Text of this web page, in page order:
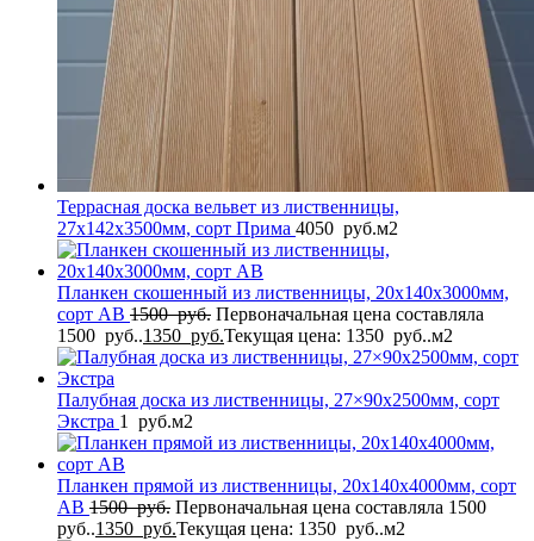
Террасная доска вельвет из лиственницы,
27x142x3500мм, сорт Прима 4050 руб.м2
Планкен скошенный из лиственницы, 20x140x3000мм,
сорт AB 1500руб. Первоначальная цена составляла
1500 руб..1350 руб.Текущая цена: 1350 руб..м2
Палубная доска из лиственницы, 27×90x2500мм, сорт
Экстра 1 руб.м2
Планкен прямой из лиственницы, 20x140x4000мм, сорт
AB 1500руб. Первоначальная цена составляла 1500
руб..1350 руб.Текущая цена: 1350 руб..м2